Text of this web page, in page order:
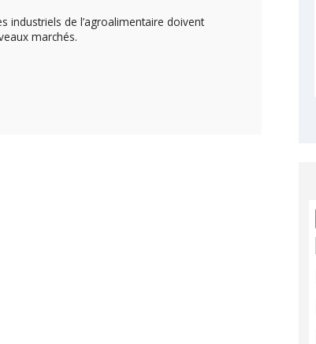
de l’agroalimentaire doivent
marchés.